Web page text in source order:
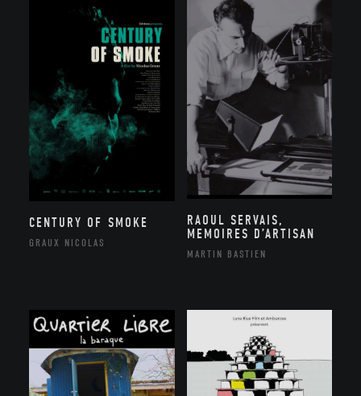
CENTURY OF SMOKE
GRAUX NICOLAS
RAOUL SERVAIS,
MEMOIRES D’ARTISAN
MARTIN BASTIEN